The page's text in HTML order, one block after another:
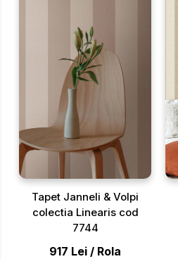
Tapet Janneli & Volpi
colectia Linearis cod
7744
917 Lei / Rola